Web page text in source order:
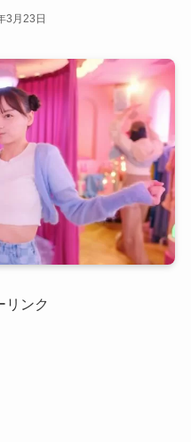
3月23日
リンク